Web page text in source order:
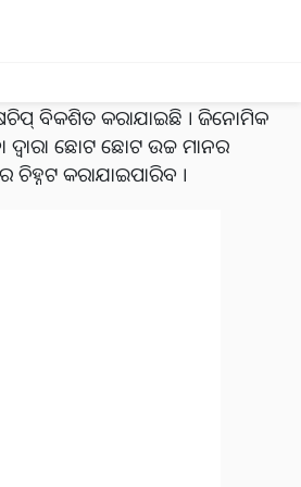
ବୃଦ୍ଧି କରିବା ଏବଂ ଡୋଜ୍ ପିଛା ପ୍ରାୟ
ଏହି ପଦକ୍ଷେପର ଲକ୍ଷ୍ୟ । ଦେଶୀ
ଜିନୋମିକ୍ ଚିପ୍‌, ଗଉ ଚିପ୍ ଏବଂ
ବିକଶିତ କରାଯାଇଛି । ଜିନୋମିକ
ଦ୍ୱାରା ଛୋଟ ଛୋଟ ଉଚ୍ଚ ମାନର
ଚିହ୍ନଟ କରାଯାଇପାରିବ ।